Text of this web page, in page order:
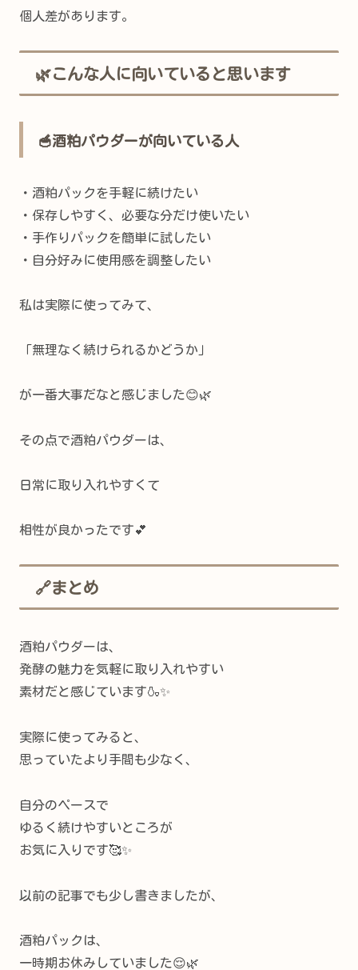
個人差があります。
🌿こんな人に向いていると思います
🥣酒粕パウダーが向いている人
・酒粕パックを手軽に続けたい
・保存しやすく、必要な分だけ使いたい
・手作りパックを簡単に試したい
・自分好みに使用感を調整したい
私は実際に使ってみて、
「無理なく続けられるかどうか」
が一番大事だなと感じました😊🌿
その点で酒粕パウダーは、
日常に取り入れやすくて
相性が良かったです💕
🔗まとめ
酒粕パウダーは、
発酵の魅力を気軽に取り入れやすい
素材だと感じています🍶✨
実際に使ってみると、
思っていたより手間も少なく、
自分のペースで
ゆるく続けやすいところが
お気に入りです🥰✨
以前の記事でも少し書きましたが、
酒粕パックは、
一時期お休みしていました😌🌿